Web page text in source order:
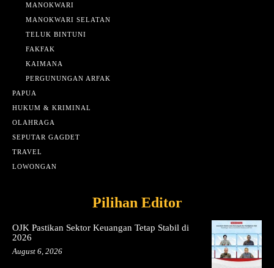
MANOKWARI
MANOKWARI SELATAN
TELUK BINTUNI
FAKFAK
KAIMANA
PERGUNUNGAN ARFAK
PAPUA
HUKUM & KRIMINAL
OLAHRAGA
SEPUTAR GAGDET
TRAVEL
LOWONGAN
Pilihan Editor
OJK Pastikan Sektor Keuangan Tetap Stabil di
2026
August 6, 2026